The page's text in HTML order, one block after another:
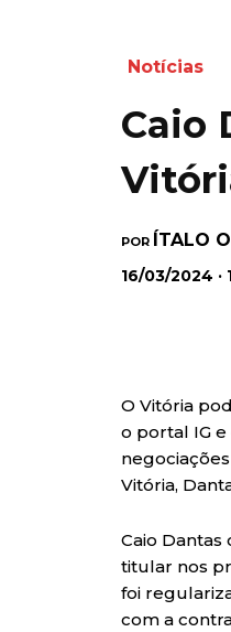
Notícias
Caio
POR ÍTALO
16/03/2024 ·
O Vitória
o portal IG
Vitória,
Caio
titular nos
foi
com a